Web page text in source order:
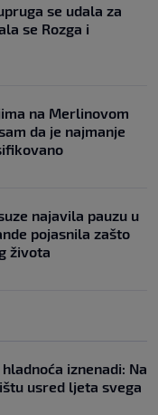
se udala za
se Rozga i
na Merlinovom
da je najmanje
najavila pauzu u
pojasnila zašto
života
iznenadi: Na
usred ljeta svega